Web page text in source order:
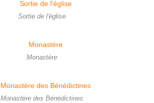
Sortie de l'église
Monastère
Monastère des Bénédictines